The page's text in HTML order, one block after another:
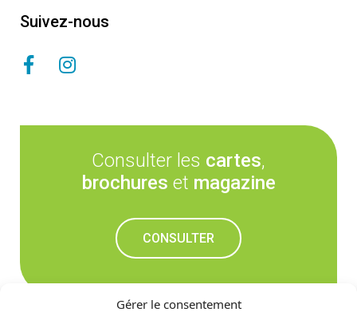
Gérer le consentement
Suivez-nous
Consulter les cartes,
brochures et magazine
CONSULTER